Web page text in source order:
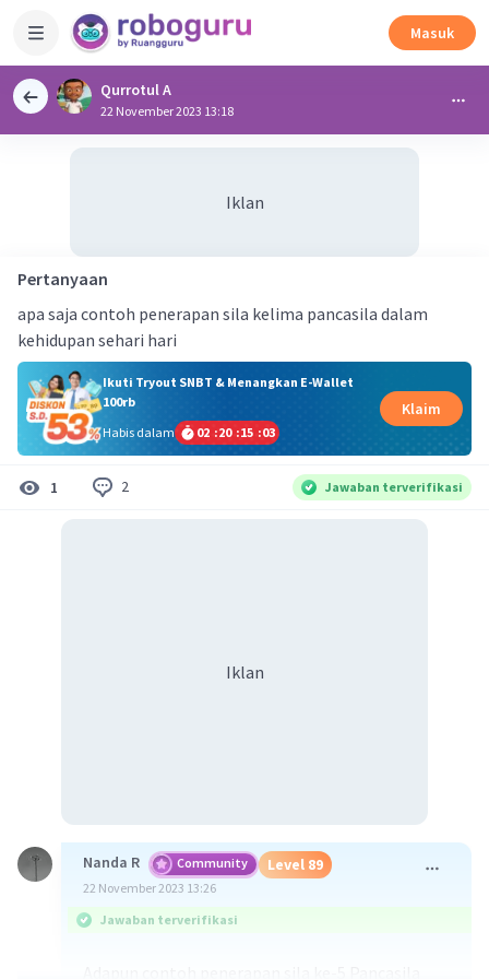
Masuk
Qurrotul A
22 November 2023 13:18
Iklan
Pertanyaan
apa saja contoh penerapan sila kelima pancasila dalam
kehidupan sehari hari
Ikuti Tryout SNBT & Menangkan E-Wallet
100rb
Habis dalam
02 :20 :15 :03
Klaim
1 2 Jawaban terverifikasi
Iklan
Nanda R Community Level 89
22 November 2023 13:26
Jawaban terverifikasi